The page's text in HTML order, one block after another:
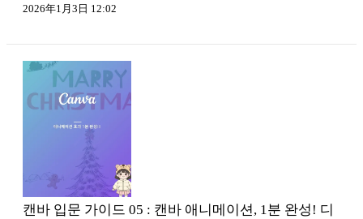
2026年1月3日 12:02
캔바 입문 가이드 05 : 캔바 애니메이션, 1분 완성! 디